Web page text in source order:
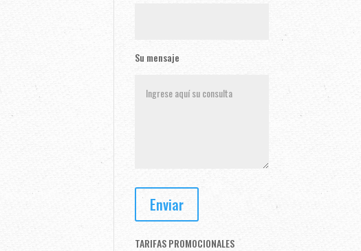
Su mensaje
TARIFAS PROMOCIONALES